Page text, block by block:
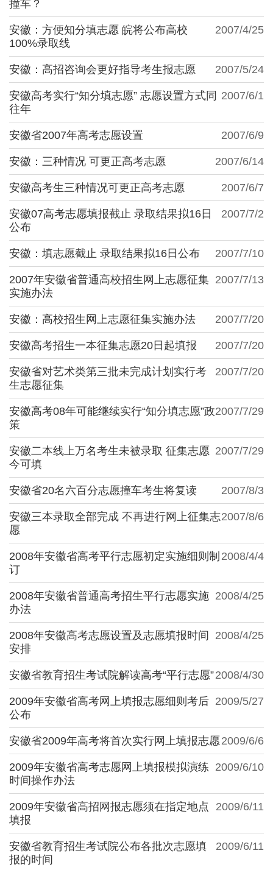
撞车？
2007/4/25
安徽：方便知分填志愿 皖将公布高校
100%录取线
2007/5/24
安徽：高招咨询会更好指导考生报志愿
2007/6/1
安徽高考实行“知分填志愿” 志愿设置方式同
往年
2007/6/9
安徽省2007年高考志愿设置
2007/6/14
安徽：三种情况 可更正高考志愿
2007/6/7
安徽高考生三种情况可更正高考志愿
2007/7/2
安徽07高考志愿填报截止 录取结果拟16日
公布
2007/7/10
安徽：填志愿截止 录取结果拟16日公布
2007/7/13
2007年安徽省普通高校招生网上志愿征集
实施办法
2007/7/20
安徽：高校招生网上志愿征集实施办法
2007/7/20
安徽高考招生一本征集志愿20日起填报
2007/7/20
安徽省对艺术类第三批未完成计划实行考
生志愿征集
2007/7/29
安徽高考08年可能继续实行“知分填志愿”政
策
2007/7/29
安徽二本线上万名考生未被录取 征集志愿
今可填
2007/8/3
安徽省20名六百分志愿撞车考生将复读
2007/8/6
安徽三本录取全部完成 不再进行网上征集志
愿
2008/4/4
2008年安徽省高考平行志愿初定实施细则制
订
2008/4/25
2008年安徽省普通高考招生平行志愿实施
办法
2008/4/25
2008年安徽高考志愿设置及志愿填报时间
安排
2008/4/30
安徽省教育招生考试院解读高考“平行志愿”
2009/5/27
2009年安徽省高考网上填报志愿细则考后
公布
2009/6/6
安徽省2009年高考将首次实行网上填报志愿
2009/6/10
2009年安徽省高考志愿网上填报模拟演练
时间操作办法
2009/6/11
2009年安徽省高招网报志愿须在指定地点
填报
2009/6/11
安徽省教育招生考试院公布各批次志愿填
报的时间